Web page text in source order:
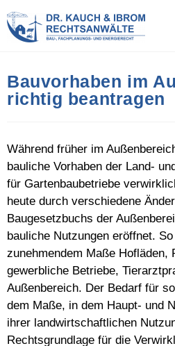
to
content
Bauvorhaben im
richtig beantragen
Während früher im
bauliche Vorhaben der Land-
für Gartenbaubetriebe
heute durch verschiedene
Baugesetzbuchs der
bauliche Nutzungen eröffnet.
zunehmendem Maße Hofläden,
gewerbliche Betriebe,
Außenbereich. Der Bedarf für
dem Maße, in dem Haupt- und
ihrer landwirtschaftlichen
Rechtsgrundlage für die